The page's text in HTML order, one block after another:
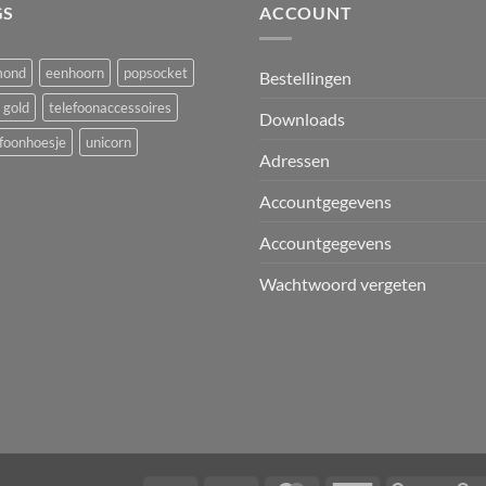
eenhoorn
popsocket
gold
telefoonaccessoires
unicorn
ACCOUNT
Bestellingen
Downloads
Adressen
Accountgegevens
Accountgegevens
Wachtwoord vergeten